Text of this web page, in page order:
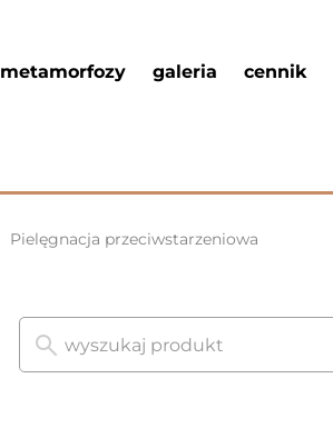
metamorfozy galeria cennik
Pielęgnacja przeciwstarzeniowa